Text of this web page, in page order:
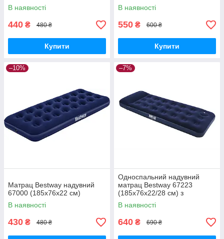
В наявності
440 ₴ 480 ₴
Купити
В наявності
550 ₴ 600 ₴
Купити
–10%
Матрац Bestway надувний
67000 (185х76х22 см)
В наявності
430 ₴ 480 ₴
–7%
Односпальний надувний
матрац Bestway 67223
(185х76х22/28 см) з
вбудованим ножним насосом
В наявності
640 ₴ 690 ₴